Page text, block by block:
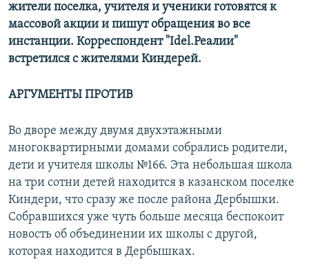
жители поселка, учителя и ученики готовятся к
массовой акции и пишут обращения во все
инстанции. Корреспондент "Idel.Реалии"
встретился с жителями Киндерей.
АРГУМЕНТЫ ПРОТИВ
Во дворе между двумя двухэтажными
многоквартирными домами собрались родители,
дети и учителя школы №166. Эта небольшая школа
на три сотни детей находится в казанском поселке
Киндери, что сразу же после района Дербышки.
Собравшихся уже чуть больше месяца беспокоит
новость об объединении их школы с другой,
которая находится в Дербышках.